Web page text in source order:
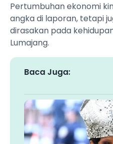
Pertumbuhan ekonomi
angka di laporan, tetapi
dirasakan pada
Lumajang.
Baca Juga: